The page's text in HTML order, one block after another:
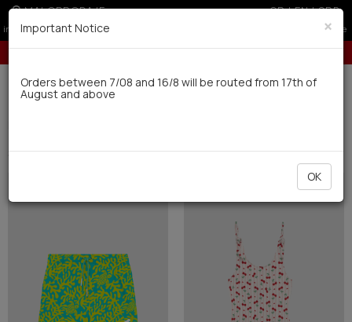
MALOPRODAJE GR|EN|SRB
10% popusta za porudžbine preko 24.000 dinara
Dostava u roku od 10 radnih dana
Filter
SORTIRATI
×
Important Notice
Orders between 7/08 and 16/8 will be routed from 17th of
August and above
OK